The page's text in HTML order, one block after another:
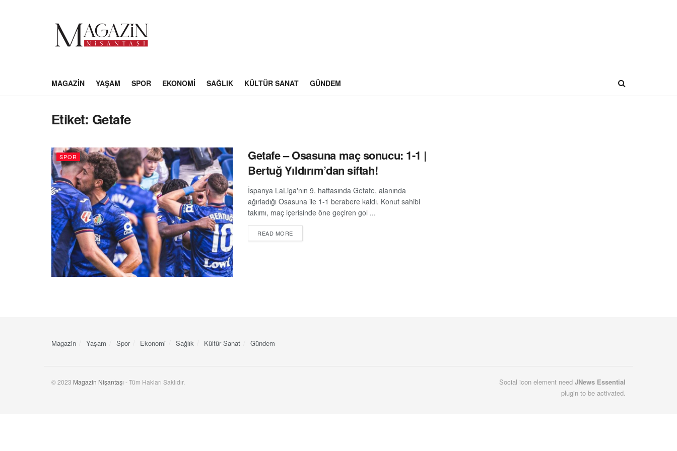
MAGAZIN YAŞAM SPOR EKONOMI SAĞLIK KÜLTÜR SANAT GÜNDEM
Etiket: Getafe
SPOR
Getafe – Osasuna maç sonucu: 1-1 |
Bertuğ Yıldırım’dan siftah!
İspanya LaLiga'nın 9. haftasında Getafe, alanında
ağırladığı Osasuna ile 1-1 berabere kaldı. Konut sahibi
takımı, maç içerisinde öne geçiren gol ...
READ MOREDETAILS
Magazin Yaşam Spor Ekonomi Sağlık Kültür Sanat Gündem
© 2023 Magazin Nişantaşı - Tüm Hakları Saklıdır. Social icon element need JNews Essential
plugin to be activated.